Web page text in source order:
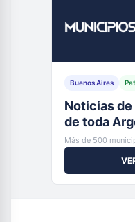
Buenos Aires
Noticias
de toda
Más de 500